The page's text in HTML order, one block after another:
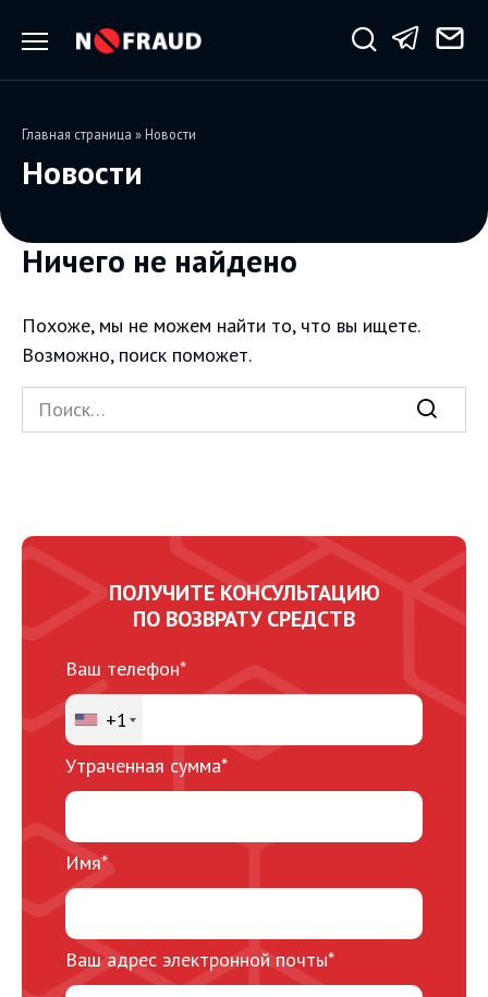
Главная страница » Новости
Новости
Ничего не найдено
Похоже, мы не можем найти то, что вы ищете.
Возможно, поиск поможет.
Search
for:
ПОЛУЧИТЕ КОНСУЛЬТАЦИЮ
ПО ВОЗВРАТУ СРЕДСТВ
Ваш телефон*
+1
Утраченная сумма*
Имя*
Ваш адрес электронной почты*